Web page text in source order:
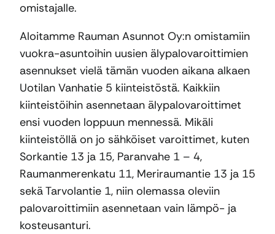
omistajalle.
Aloitamme Rauman Asunnot Oy:n omistamiin
vuokra-asuntoihin uusien älypalovaroittimien
asennukset vielä tämän vuoden aikana alkaen
Uotilan Vanhatie 5 kiinteistöstä. Kaikkiin
kiinteistöihin asennetaan älypalovaroittimet
ensi vuoden loppuun mennessä. Mikäli
kiinteistöllä on jo sähköiset varoittimet, kuten
Sorkantie 13 ja 15, Paranvahe 1 – 4,
Raumanmerenkatu 11, Meriraumantie 13 ja 15
sekä Tarvolantie 1, niin olemassa oleviin
palovaroittimiin asennetaan vain lämpö- ja
kosteusanturi.